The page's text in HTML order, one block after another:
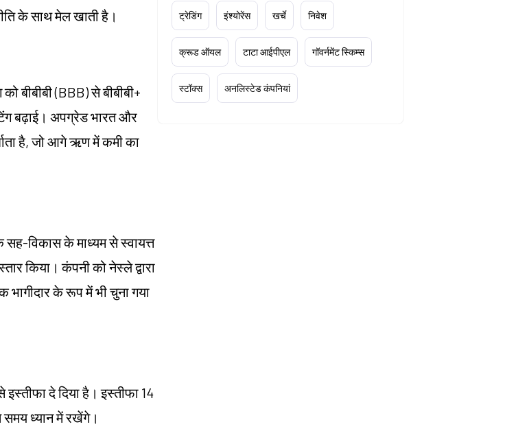
के साथ मेल खाती है।
बीबीबी (BBB) से बीबीबी+
बढ़ाई। अपग्रेड भारत और
है, जो आगे ऋण में कमी का
विकास के माध्यम से स्वायत्त
किया। कंपनी को नेस्ले द्वारा
भागीदार के रूप में भी चुना गया
दे दिया है। इस्तीफा 14
ध्यान में रखेंगे।
ट्रेडिंग इंश्योरेंस खर्चे निवेश
क्रूड ऑयल टाटा आईपीएल गॉवर्नमेंट स्किम्स
स्टॉक्स अनलिस्टेड कंपनियां